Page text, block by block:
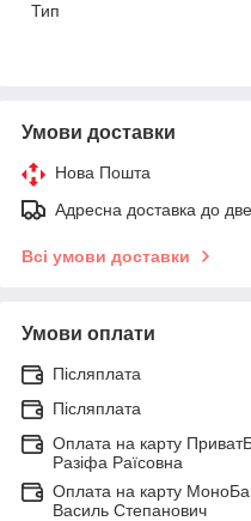
Тип
Умови доставки
Нова Пошта
Адресна доставка до
Всі умови доставки
Умови оплати
Післяплата
Післяплата
Оплата на карту
Разіфа Раїсовна
Оплата на карту
Василь Степанович